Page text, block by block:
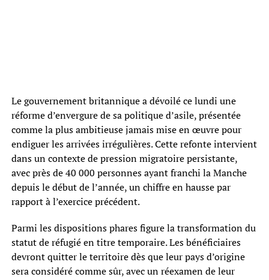
Le gouvernement britannique a dévoilé ce lundi une
réforme d’envergure de sa politique d’asile, présentée
comme la plus ambitieuse jamais mise en œuvre pour
endiguer les arrivées irrégulières. Cette refonte intervient
dans un contexte de pression migratoire persistante,
avec près de 40 000 personnes ayant franchi la Manche
depuis le début de l’année, un chiffre en hausse par
rapport à l’exercice précédent.
Parmi les dispositions phares figure la transformation du
statut de réfugié en titre temporaire. Les bénéficiaires
devront quitter le territoire dès que leur pays d’origine
sera considéré comme sûr, avec un réexamen de leur